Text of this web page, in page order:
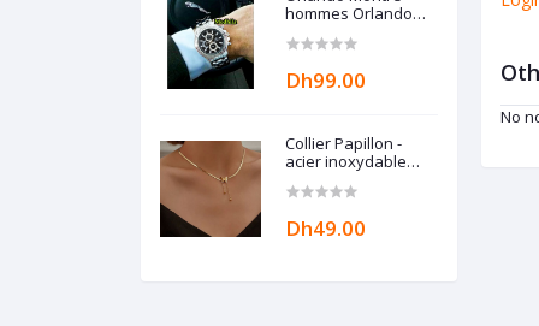
hommes Orlando
Z34T765AZ324 By
Dh99.00
Collier Papillon -
acier inoxydable
Breloque BEN
Dh49.00
No